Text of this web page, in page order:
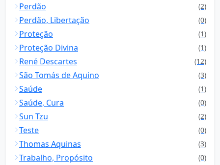
Perdão (2)
Perdão, Libertação (0)
Proteção (1)
Proteção Divina (1)
René Descartes (12)
São Tomás de Aquino (3)
Saúde (1)
Saúde, Cura (0)
Sun Tzu (2)
Teste (0)
Thomas Aquinas (3)
Trabalho, Propósito (0)